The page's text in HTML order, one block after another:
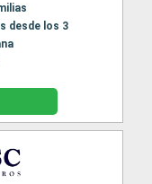
desde los 3